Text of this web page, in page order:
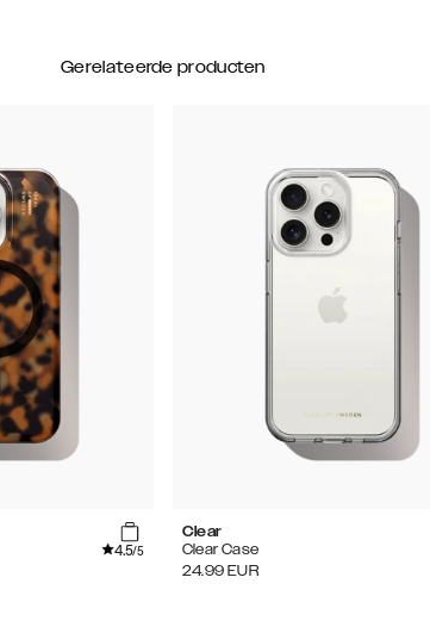
Gerelateerde producten
4.5/5
Clear
Clear Case
24.99 EUR